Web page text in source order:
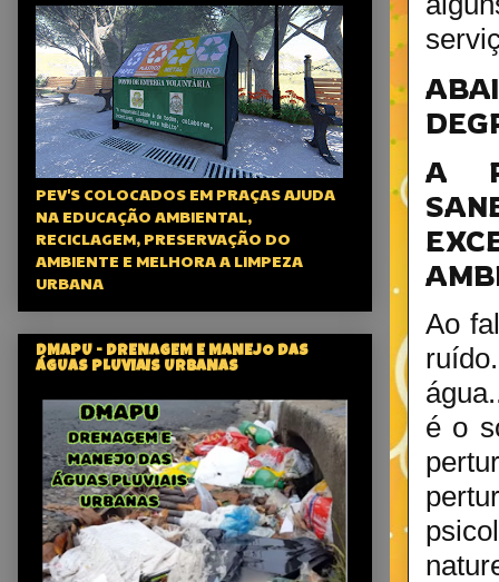
A
Ao
é o
PEV'S COLOCADOS EM PRAÇAS AJUDA
NA EDUCAÇÃO AMBIENTAL,
RECICLAGEM, PRESERVAÇÃO DO
AMBIENTE E MELHORA A LIMPEZA
URBANA
DMAPU - DRENAGEM E MANEJO DAS
ÁGUAS PLUVIAIS URBANAS